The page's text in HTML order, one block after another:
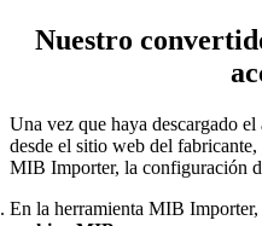
Nuestro
Una vez que haya descargado
desde el sitio web del
MIB Importer, la configuración
En la herramienta MIB Importer,